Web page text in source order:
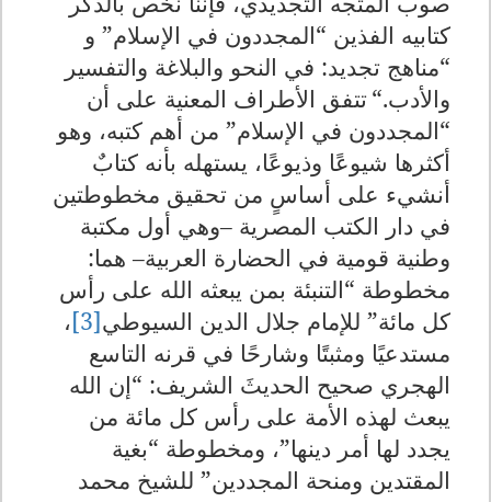
كتابيه الفذين “المجددون في الإسلام” و
“مناهج تجديد: في النحو والبلاغة والتفسير
والأدب“.تتفق الأطراف المعنية على أن
“المجددون في الإسلام” من أهم كتبه، وهو
أكثرها شيوعًا وذيوعًا، يستهله بأنه كتابٌ
أنشيء على أساسٍ من تحقيق مخطوطتين
في دار الكتب المصرية –وهي أول مكتبة
وطنية قومية في الحضارة العربية– هما:
مخطوطة “التنبئة بمن يبعثه الله على رأس
كل مائة” للإمام جلال الدين السيوطي[3]،
مستدعيًا ومثبتًا وشارحًا في قرنه التاسع
الهجري صحيح الحديثَ الشريف: “إن الله
يبعث لهذه الأمة على رأس كل مائة من
يجدد لها أمر دينها”، ومخطوطة “بغية
المقتدين ومنحة المجددين” للشيخ محمد